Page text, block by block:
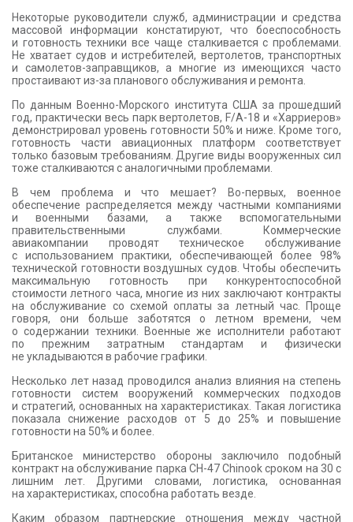
Некоторые руководители служб, администрации и средства
массовой информации констатируют, что боеспособность
и готовность техники все чаще сталкивается с проблемами.
Не хватает судов и истребителей, вертолетов, транспортных
и самолетов-заправщиков, а многие из имеющихся часто
простаивают из-за планового обслуживания и ремонта.
По данным Военно-Морского института США за прошедший
год, практически весь парк вертолетов, F/A-18 и «Харриеров»
демонстрировал уровень готовности 50% и ниже. Кроме того,
готовность части авиационных платформ соответствует
только базовым требованиям. Другие виды вооруженных сил
тоже сталкиваются с аналогичными проблемами.
В чем проблема и что мешает? Во-первых, военное
обеспечение распределяется между частными компаниями
и военными базами, а также вспомогательными
правительственными службами. Коммерческие
авиакомпании проводят техническое обслуживание
с использованием практики, обеспечивающей более 98%
технической готовности воздушных судов. Чтобы обеспечить
максимальную готовность при конкурентоспособной
стоимости летного часа, многие из них заключают контракты
на обслуживание со схемой оплаты за летный час. Проще
говоря, они больше заботятся о летном времени, чем
о содержании техники. Военные же исполнители работают
по прежним затратным стандартам и физически
не укладываются в рабочие графики.
Несколько лет назад проводился анализ влияния на степень
готовности систем вооружений коммерческих подходов
и стратегий, основанных на характеристиках. Такая логистика
показала снижение расходов от 5 до 25% и повышение
готовности на 50% и более.
Британское министерство обороны заключило подобный
контракт на обслуживание парка CH-47 Chinook сроком на 30 с
лишним лет. Другими словами, логистика, основанная
на характеристиках, способна работать везде.
Каким образом партнерские отношения между частной